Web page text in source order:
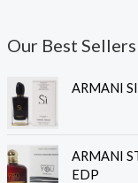
Our Best Sellers
ARMANI
ARMANI
EDP